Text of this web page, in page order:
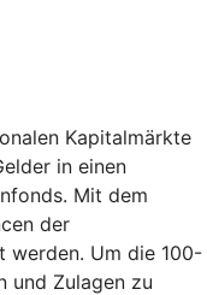
Kapitalmärkte
in einen
Mit dem
der
werden. Um die 100-
und Zulagen zu